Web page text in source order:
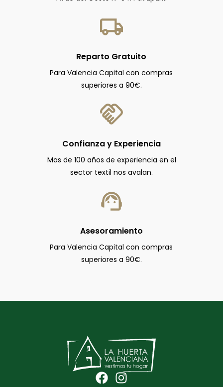
Reparto Gratuito
Para Valencia Capital con compras
superiores a 90€.
Confianza y Experiencia
Mas de 100 años de experiencia en el
sector textil nos avalan.
Asesoramiento
Para Valencia Capital con compras
superiores a 90€.
F I